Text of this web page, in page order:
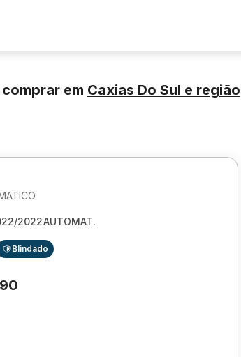
comprar em Caxias Do Sul e região
2022AUTOMAT.
Blindado